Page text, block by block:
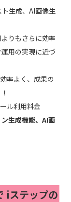
生成、AI画像生
りもさらに効率
用の実現に近づ
率よく、成果の
ル利用料金
生成機能、AI画
iステップの